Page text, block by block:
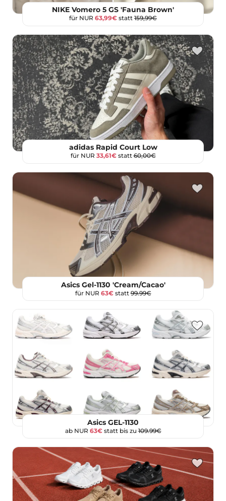
NIKE Vomero 5 GS 'Fauna Brown'
für NUR 63,99€ statt 159,99€
adidas Rapid Court Low
für NUR 33,61€statt60,00€
Asics Gel-1130 'Cream/Cacao'
für NUR 63€statt99.99€
Asics GEL-1130
ab NUR 63€statt bis zu109.99€